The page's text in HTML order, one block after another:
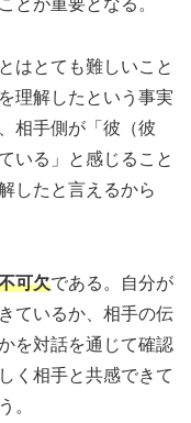
とが重要となる。
はとても難しいこと
理解したという事実
相手側が「彼（彼
いる」と感じること
したと言えるから
可欠である。自分が
ているか、相手の伝
を対話を通じて確認
く相手と共感できて
。